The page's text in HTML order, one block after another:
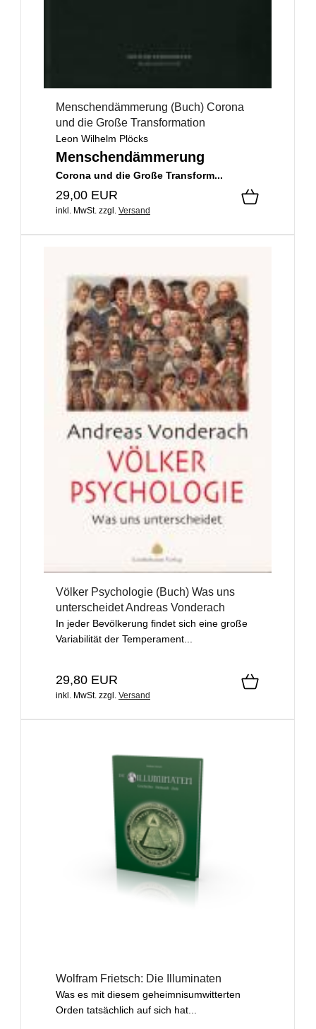
Menschendämmerung (Buch) Corona
und die Große Transformation
Leon Wilhelm Plöcks
Menschendämmerung
Corona und die Große Transform...
29,00 EUR
inkl. MwSt. zzgl. Versand
Völker Psychologie (Buch) Was uns
unterscheidet Andreas Vonderach
In jeder Bevölkerung findet sich eine große
Variabilität der Temperament...
29,80 EUR
inkl. MwSt. zzgl. Versand
Wolfram Frietsch: Die Illuminaten
Was es mit diesem geheimnisumwitterten
Orden tatsächlich auf sich hat...